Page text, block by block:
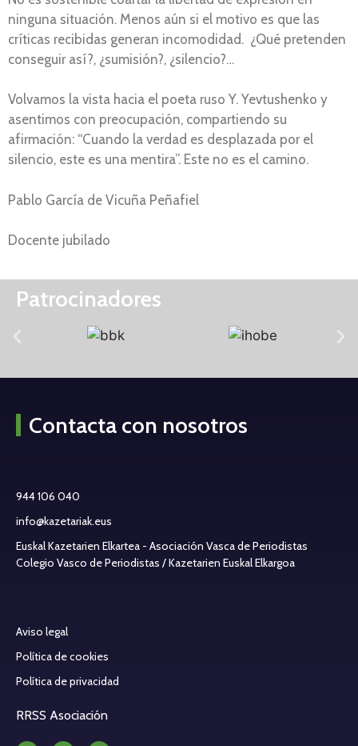
ninguna situación. Menos aún si el motivo es que las
críticas recibidas generan incomodidad. ¿Qué pretenden
conseguir así?, ¿sumisión?, ¿silencio?…
Volvamos la vista hacia el poeta ruso Y. Yevtushenko y
asentimos con preocupación, compartiendo su
afirmación: “Cuando la verdad es desplazada por el
silencio, este es una mentira”. Este no es el camino.
Pablo García de Vicuña Peñafiel
Docente jubilado
Patrocinadores
Contacta con nosotros
944 106 040
info@kazetariak.eus
Euskal Kazetarien Elkartea - Asociación Vasca de Periodistas
Colegio Vasco de Periodistas / Kazetarien Euskal Elkargoa
Aviso legal
Política de cookies
Política de privacidad
RRSS Asociación